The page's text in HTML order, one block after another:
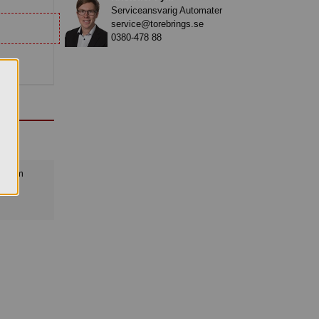
Serviceansvarig Automater
service@torebrings.se
0380-478 88